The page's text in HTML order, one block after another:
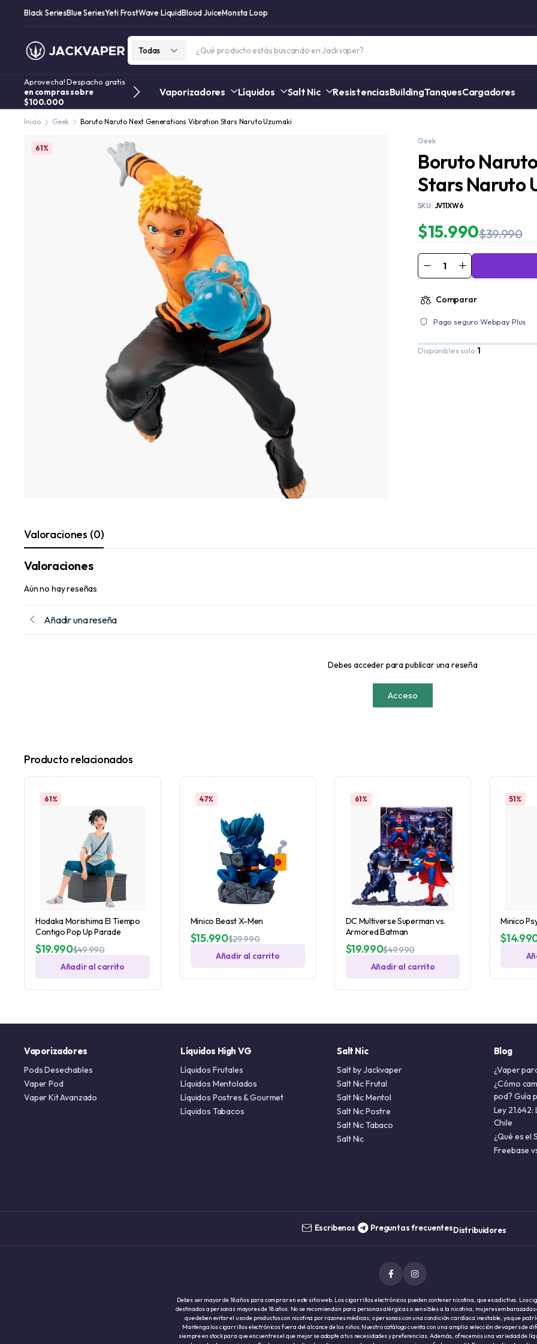
Black SeriesBlue SeriesYeti FrostWave LiquidBlood JuiceMonsta Loop
Todas
Aprovecha! Despacho gratis
en compras sobre
$100.000
Vaporizadores Líquidos Salt Nic ResistenciasBuildingTanquesCargadores
Inicio Geek Boruto Naruto Next Generations Vibration Stars Naruto Uzumaki
61%
Geek
Boruto
Stars Naruto
SKU: JV11XW6
$39.990
$15.990
Comparar
Pago seguro Webpay Plus
Disponibles solo:1
Valoraciones (0)
Valoraciones
Aún no hay reseñas
Añadir una reseña
Debes acceder para publicar una reseña
Acceso
Producto relacionados
61%
Hodaka Morishima El Tiempo
Contigo Pop Up Parade
$49.990
$19.990
Añadir al carrito
47%
Minico Beast X-Men
$29.990
$15.990
Añadir al carrito
61%
DC Multiverse Superman vs.
Armored Batman
$49.990
$19.990
Añadir al carrito
51%
Minico
$
Vaporizadores
Pods Desechables
Vaper Pod
Vaper Kit Avanzado
Líquidos High VG
Líquidos Frutales
Líquidos Mentolados
Líquidos Postres & Gourmet
Líquidos Tabacos
Salt Nic
Salt by Jackvaper
Salt Nic Frutal
Salt Nic Mentol
Salt Nic Postre
Salt Nic Tabaco
Salt Nic
Blog
¿Vaper
¿Cómo
pod? Guía
Ley
Chile
¿Qué es el
Freebase
Escribenos Preguntas frecuentesDistribuidores
Debes ser mayor de 18 años para comprar en este sitio web. Los cigarrillos electrónicos pueden contener nicotina, que es adictiva. Los
destinados a personas mayores de 18 años. No se recomiendan para personas alérgicas o sensibles a la nicotina; mujeres
que deben evitar el uso de productos con nicotina por razones médicas; o personas con una condición cardíaca inestable, ya que
Mantenga los cigarrillos electrónicos fuera del alcance de los niños.Nuestro catálogo cuenta con una amplia selección de vapers de
siempre en stock para que encuentres el que mejor se adapte a tus necesidades y preferencias. Además, ofrecemos una variedad de